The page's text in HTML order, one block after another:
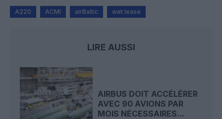
A220 ACMI airBaltic wet lease
LIRE AUSSI
AIRBUS DOIT ACCÉLÉRER
AVEC 90 AVIONS PAR
MOIS NÉCESSAIRES...